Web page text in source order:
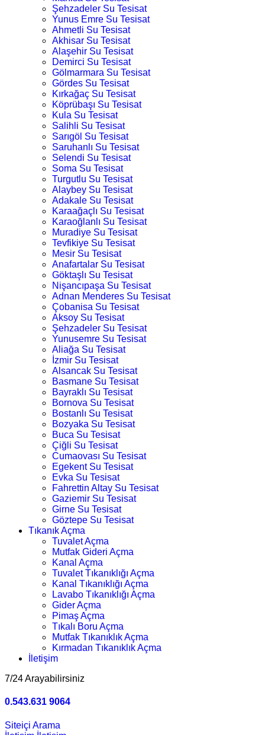
Şehzadeler Su Tesisat
Yunus Emre Su Tesisat
Ahmetli Su Tesisat
Akhisar Su Tesisat
Alaşehir Su Tesisat
Demirci Su Tesisat
Gölmarmara Su Tesisat
Gördes Su Tesisat
Kırkağaç Su Tesisat
Köprübaşı Su Tesisat
Kula Su Tesisat
Salihli Su Tesisat
Sarıgöl Su Tesisat
Saruhanlı Su Tesisat
Selendi Su Tesisat
Soma Su Tesisat
Turgutlu Su Tesisat
Alaybey Su Tesisat
Adakale Su Tesisat
Karaağaçlı Su Tesisat
Karaoğlanlı Su Tesisat
Muradiye Su Tesisat
Tevfikiye Su Tesisat
Mesir Su Tesisat
Anafartalar Su Tesisat
Göktaşlı Su Tesisat
Nişancıpaşa Su Tesisat
Adnan Menderes Su Tesisat
Çobanisa Su Tesisat
Aksoy Su Tesisat
Şehzadeler Su Tesisat
Yunusemre Su Tesisat
Aliağa Su Tesisat
İzmir Su Tesisat
Alsancak Su Tesisat
Basmane Su Tesisat
Bayraklı Su Tesisat
Bornova Su Tesisat
Bostanlı Su Tesisat
Bozyaka Su Tesisat
Buca Su Tesisat
Çiğli Su Tesisat
Cumaovası Su Tesisat
Egekent Su Tesisat
Evka Su Tesisat
Fahrettin Altay Su Tesisat
Gaziemir Su Tesisat
Girne Su Tesisat
Göztepe Su Tesisat
Tıkanık Açma
Tuvalet Açma
Mutfak Gideri Açma
Kanal Açma
Tuvalet Tıkanıklığı Açma
Kanal Tıkanıklığı Açma
Lavabo Tıkanıklığı Açma
Gider Açma
Pimaş Açma
Tıkalı Boru Açma
Mutfak Tıkanıklık Açma
Kırmadan Tıkanıklık Açma
İletişim
7/24 Arayabilirsiniz
0.543.631 9064
Siteiçi Arama